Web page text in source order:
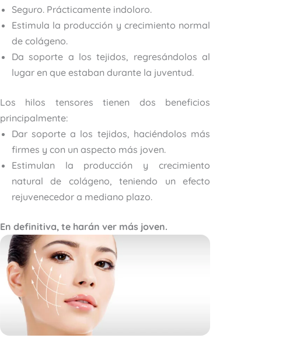
Seguro. Prácticamente indoloro.
Estimula la producción y crecimiento normal
de colágeno.
Da soporte a los tejidos, regresándolos al
lugar en que estaban durante la juventud.
Los hilos tensores tienen dos beneficios
principalmente:
Dar soporte a los tejidos, haciéndolos más
firmes y con un aspecto más joven.
Estimulan la producción y crecimiento
natural de colágeno, teniendo un efecto
rejuvenecedor a mediano plazo.
En definitiva, te harán ver más joven.